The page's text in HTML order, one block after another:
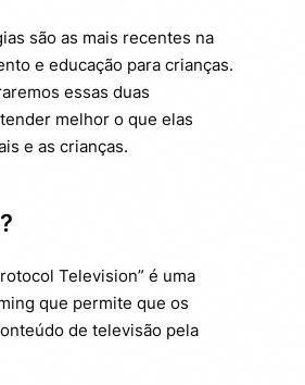
são as mais recentes na
e educação para crianças.
essas duas
melhor o que elas
e as crianças.
Television” é uma
que permite que os
de televisão pela